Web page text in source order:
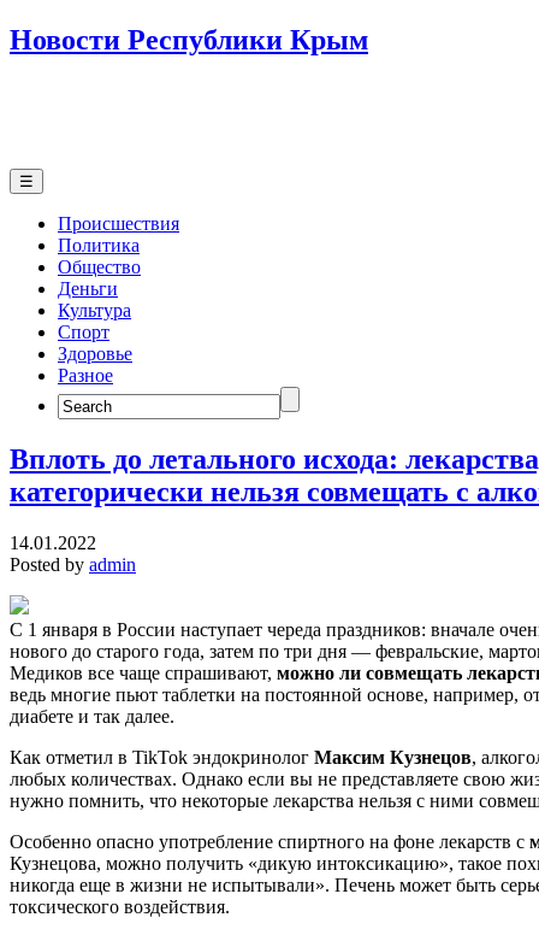
Новости Республики Крым
☰
Происшествия
Политика
Общество
Деньги
Культура
Спорт
Здоровье
Разное
Search
for:
Вплоть до летального исхода:
категорически нельзя совмещать с
14.01.2022
Posted by admin
С 1 января в России наступает череда праздников: вначале
нового до старого года, затем по три дня — февральские,
Медиков все чаще спрашивают, можно ли совмещать
ведь многие пьют таблетки на постоянной основе, например,
диабете и так далее.
Как отметил в TikTok эндокринолог Максим Кузнецов,
любых количествах. Однако если вы не представляете свою
нужно помнить, что некоторые лекарства нельзя с ними
Особенно опасно употребление спиртного на фоне лекарств с
Кузнецова, можно получить «дикую интоксикацию», такое
никогда еще в жизни не испытывали». Печень может быть
токсического воздействия.